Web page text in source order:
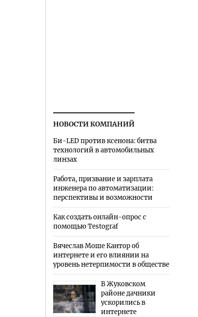
НОВОСТИ КОМПАНИЙ
Би-LED против ксенона: битва
технологий в автомобильных
линзах
Работа, призвание и зарплата
инженера по автоматизации:
перспективы и возможности
Как создать онлайн-опрос с
помощью Testograf
Вячеслав Моше Кантор об
интернете и его влиянии на
уровень нетерпимости в обществе
В Жуковском
районе дачники
ускорились в
интернете